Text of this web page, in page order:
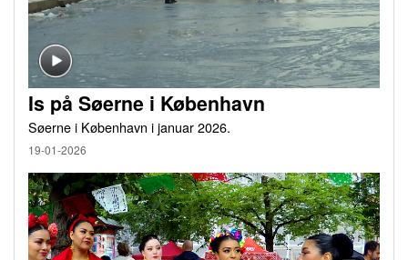
Is på Søerne i København
Søerne i København i januar 2026.
19-01-2026